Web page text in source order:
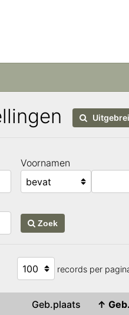
Voornamen
Zoek
records per
Geb.plaats ↑